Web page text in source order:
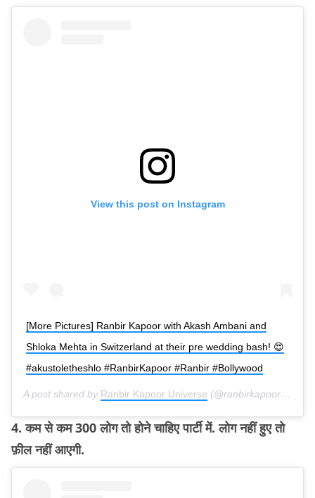
View this post on Instagram
[More Pictures] Ranbir Kapoor with Akash Ambani and
Shloka Mehta in Switzerland at their pre wedding bash! 😍
#akustoletheshlo #RanbirKapoor #Ranbir #Bollywood
A post shared by Ranbir Kapoor Universe (@ranbirkapooruniverse) on
4. कम से कम 300 लोग तो होने चाहिए पार्टी में. लोग नहीं हुए तो
फ़ील नहीं आएगी.